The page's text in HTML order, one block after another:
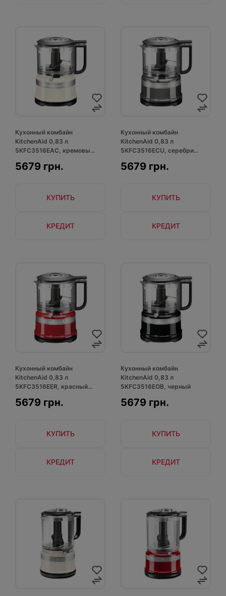
Кухонный комбайн
KitchenAid 0,83 л
5KFC3516EAC, кремовы...
5679 грн.
КУПИТЬ
КРЕДИТ
Кухонный комбайн
KitchenAid 0,83 л
5KFC3516ECU, серебри...
5679 грн.
КУПИТЬ
КРЕДИТ
Кухонный комбайн
KitchenAid 0,83 л
5KFC3516EER, красный...
5679 грн.
КУПИТЬ
КРЕДИТ
Кухонный комбайн
KitchenAid 0,83 л
5KFC3516EOB, черный
5679 грн.
КУПИТЬ
КРЕДИТ